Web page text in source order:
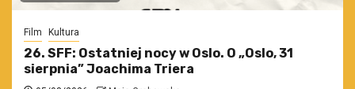
Film Kultura
26. SFF: Ostatniej nocy w Oslo. O „Oslo, 31
sierpnia” Joachima Triera